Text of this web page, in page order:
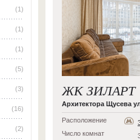
(1)
(1)
(1)
(5)
(3)
(16)
(2)
ЖК ЗИЛАРТ
Архитектора Щусева
Расположение
Число комнат